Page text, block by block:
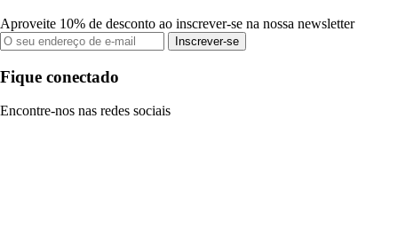
Aproveite 10% de desconto ao inscrever-se na nossa newsletter
Inscrever-se
Fique conectado
Encontre-nos nas redes sociais